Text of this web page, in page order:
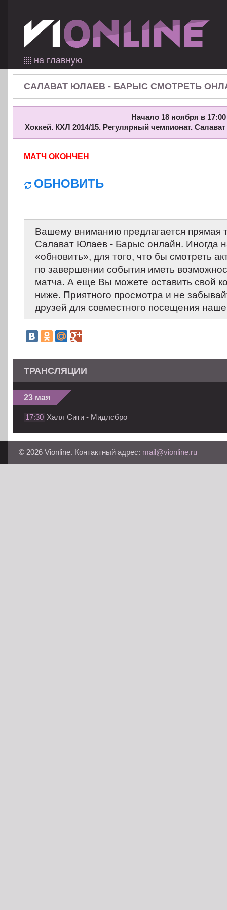
на главную
САЛАВАТ ЮЛАЕВ - БАРЫС СМОТРЕТЬ
Начало 18 ноября в
Хоккей. КХЛ 2014/15. Регулярный чемпионат.
МАТЧ ОКОНЧЕН
ОБНОВИТЬ
Вашему вниманию предлагается прямая
Салават Юлаев - Барыс онлайн. Иногда
«обновить», для того, что бы смотреть
по завершении события иметь
матча. А еще Вы можете оставить свой
ниже. Приятного просмотра и не
друзей для совместного посещения
ТРАНСЛЯЦИИ
23 мая
17:30 Халл Сити - Мидлсбро
© 2026 Vionline. Контактный адрес: mail@vionline.ru